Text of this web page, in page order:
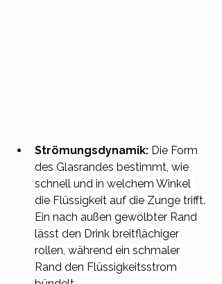
Strömungsdynamik: Die Form
des Glasrandes bestimmt, wie
schnell und in welchem Winkel
die Flüssigkeit auf die Zunge trifft.
Ein nach außen gewölbter Rand
lässt den Drink breitflächiger
rollen, während ein schmaler
Rand den Flüssigkeitsstrom